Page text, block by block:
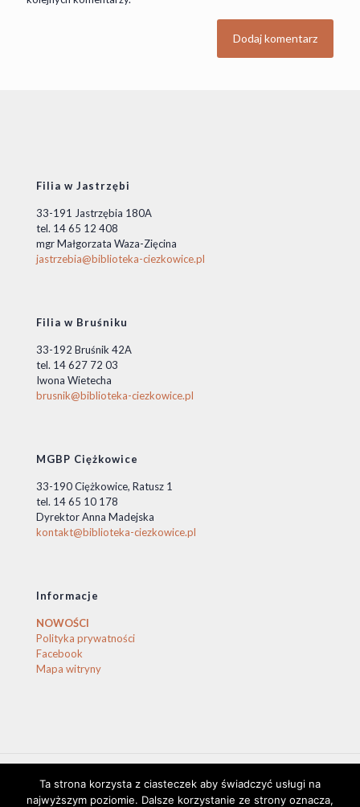
Filia w Jastrzębi
33-191 Jastrzębia 180A
tel. 14 65 12 408
mgr Małgorzata Waza-Zięcina
jastrzebia@biblioteka-ciezkowice.pl
Filia w Bruśniku
33-192 Bruśnik 42A
tel. 14 627 72 03
Iwona Wietecha
brusnik@biblioteka-ciezkowice.pl
MGBP Ciężkowice
33-190 Ciężkowice, Ratusz 1
tel. 14 65 10 178
Dyrektor Anna Madejska
kontakt@biblioteka-ciezkowice.pl
Informacje
NOWOŚCI
Polityka prywatności
Facebook
Mapa witryny
© 2020 Biblioteka Ciężkowice. © by stasio
Ta strona korzysta z ciasteczek aby świadczyć usługi na
najwyższym poziomie. Dalsze korzystanie ze strony oznacza,